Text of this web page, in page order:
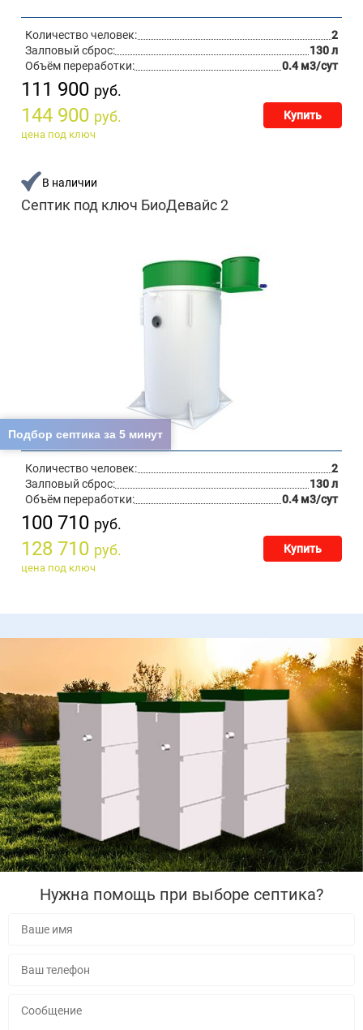
Количество человек:
2
Залповый сброс:
130 л
Объём переработки:
0.4 м3/сут
111 900 руб.
144 900 руб. Купить
цена под ключ
В наличии
Септик под ключ БиоДевайс 2
Количество человек:
2
Залповый сброс:
130 л
Объём переработки:
0.4 м3/сут
100 710 руб.
128 710 руб. Купить
цена под ключ
Нужна помощь при выборе септика?
Подбор септика за 5 минут